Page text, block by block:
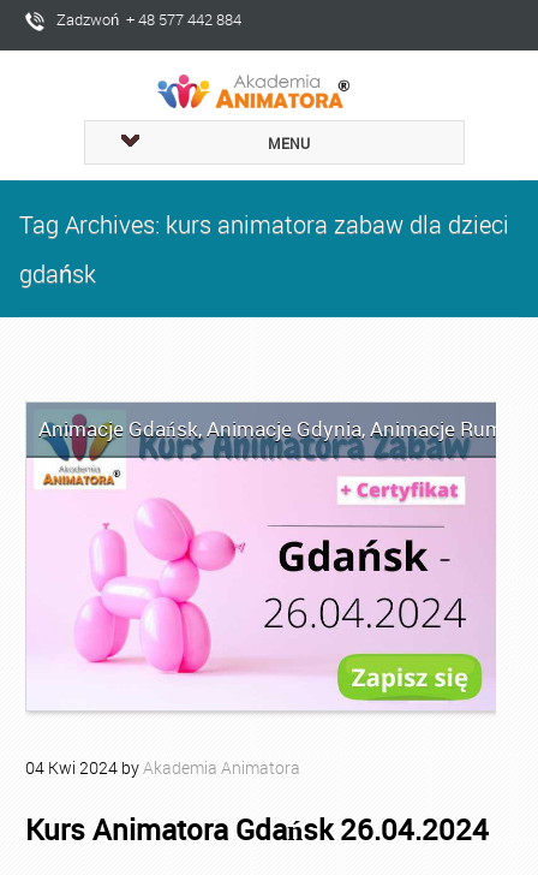
Zadzwoń + 48 577 442 884
MENU
Tag Archives: kurs animatora zabaw dla dzieci
gdańsk
Animacje Gdańsk,Animacje Gdynia,Animacje Rumia
04 Kwi 2024 byAkademia Animatora
Kurs Animatora Gdańsk 26.04.2024